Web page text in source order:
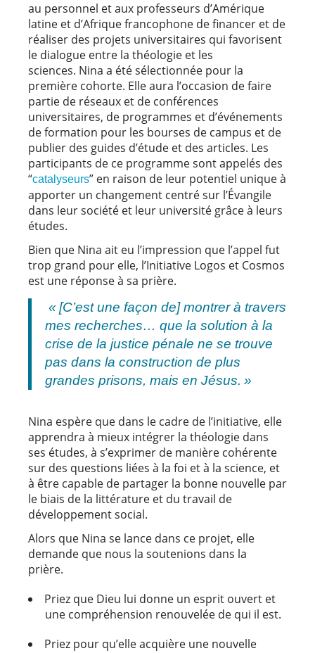
au personnel et aux professeurs d’Amérique
latine et d’Afrique francophone de financer et de
réaliser des projets universitaires qui favorisent
le dialogue entre la théologie et les
sciences. Nina a été sélectionnée pour la
première cohorte. Elle aura l’occasion de faire
partie de réseaux et de conférences
universitaires, de programmes et d’événements
de formation pour les bourses de campus et de
publier des guides d’étude et des articles. Les
participants de ce programme sont appelés des
“catalyseurs” en raison de leur potentiel unique à
apporter un changement centré sur l’Évangile
dans leur société et leur université grâce à leurs
études.
Bien que Nina ait eu l’impression que l’appel fut
trop grand pour elle, l’Initiative Logos et Cosmos
est une réponse à sa prière.
« [C’est une façon de] montrer à travers
mes recherches… que la solution à la
crise de la justice pénale ne se trouve
pas dans la construction de plus
grandes prisons, mais en Jésus. »
Nina espère que dans le cadre de l’initiative, elle
apprendra à mieux intégrer la théologie dans
ses études, à s’exprimer de manière cohérente
sur des questions liées à la foi et à la science, et
à être capable de partager la bonne nouvelle par
le biais de la littérature et du travail de
développement social.
Alors que Nina se lance dans ce projet, elle
demande que nous la soutenions dans la
prière.
Priez que Dieu lui donne un esprit ouvert et
une compréhension renouvelée de qui il est.
Priez pour qu’elle acquière une nouvelle